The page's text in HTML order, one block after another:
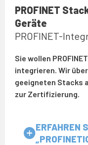
PROFINET
Geräte
PROFINET-
Sie wollen
integrieren. Wir
geeigneten Stacks
zur Zertifizierung.
ERFAHREN